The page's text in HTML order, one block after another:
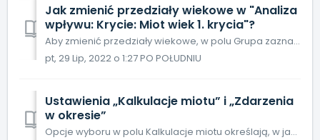
Jak zmienić przedziały wiekowe w "Analiza
wpływu: Krycie: Miot wiek 1. krycia"?
Aby zmienić przedziały wiekowe, w polu Grupa zaznaczamy "Wiek pierwszego krycia", klikając na nią i naciskając przycisk Opcje. W oknie, które się...
pt, 29 Lip, 2022 o 1:27 PO POŁUDNIU
Ustawienia „Kalkulacje miotu” i „Zdarzenia
w okresie”
Opcje wyboru w polu Kalkulacje miotu określają, w jaki sposób miot jest obliczany/pokazywany w obliczeniach. Uwaga: Ponieważ jest to analiza wpływu i an...